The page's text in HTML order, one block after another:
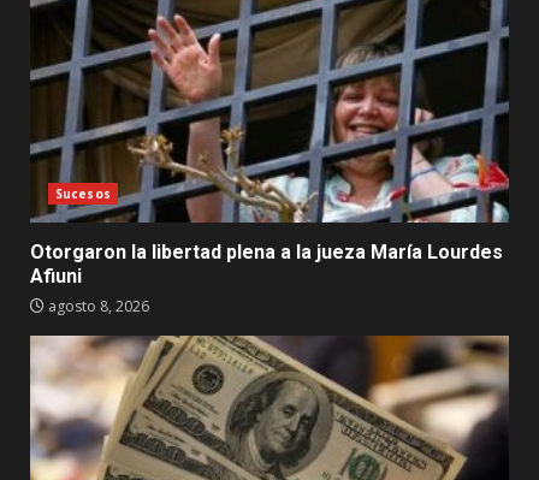
Sucesos
Otorgaron la libertad plena a la jueza María Lourdes
Afiuni
agosto 8, 2026